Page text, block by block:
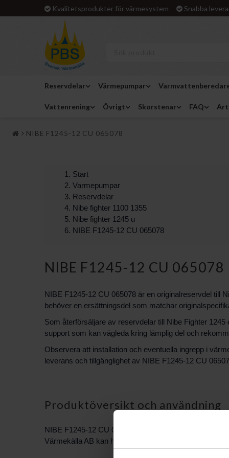
Kvalitetsprodukter för värmesystem Snabba
Reservdelar Värmepumpar
Vattenrening Övrigt Skorstenar FAQ
NIBE F1245-12 CU 065078
Start
Varmepumpar
Reservdelar
Nibe fighter 1100 1355
Nibe fighter 1245 u
NIBE F1245-12 CU 065078
NIBE F1245-12 CU 065078
NIBE F1245-12 CU 065078 är en originalreservdel till
behöver en ersättningsdel som matchar
Som återförsäljare av reservdelar till Nibe Fighter
support som kan vägleda kring lämplig del och
Observera att installation och eventuella ingrepp i
leverans och tillgänglighet av NIBE F1245-12 CU
Produktöversikt och användning
NIBE F1245-12 CU 065078 listas i vårt sortiment
Värmekälla AB kan hjälpa till att kontrollera att du